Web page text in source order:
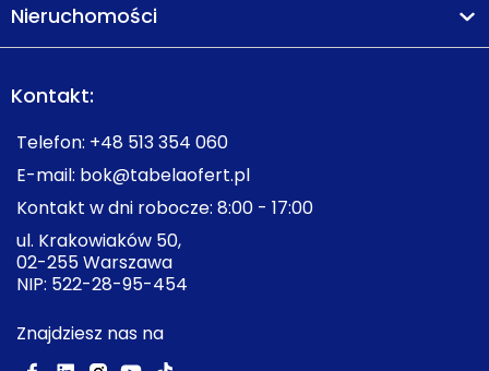
Nieruchomości
Kontakt:
Telefon: +48 513 354 060
E-mail: bok@tabelaofert.pl
Kontakt w dni robocze: 8:00 - 17:00
ul. Krakowiaków 50,
02-255 Warszawa
NIP: 522-28-95-454
Znajdziesz nas na